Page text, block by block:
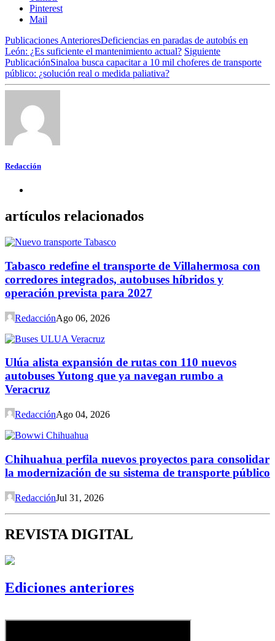
Pinterest
Mail
Publicaciones AnterioresDeficiencias en paradas de autobús en
León: ¿Es suficiente el mantenimiento actual? Siguiente
PublicaciónSinaloa busca capacitar a 10 mil choferes de transporte
público: ¿solución real o medida paliativa?
Redacción
artículos relacionados
Tabasco redefine el transporte de Villahermosa con
corredores integrados, autobuses híbridos y
operación prevista para 2027
RedacciónAgo 06, 2026
Ulúa alista expansión de rutas con 110 nuevos
autobuses Yutong que ya navegan rumbo a
Veracruz
RedacciónAgo 04, 2026
Chihuahua perfila nuevos proyectos para consolidar
la modernización de su sistema de transporte público
RedacciónJul 31, 2026
REVISTA DIGITAL
Ediciones anteriores